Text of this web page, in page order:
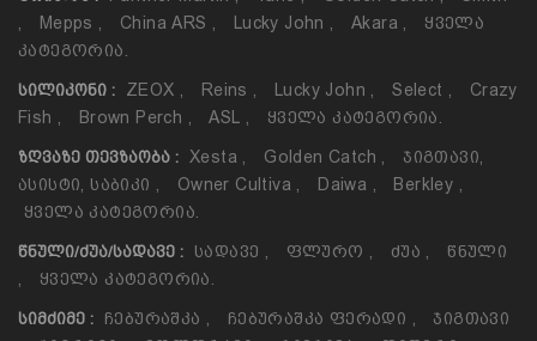
,
Mepps , China ARS , Lucky John , Akara ,
Ყველა
Კატეგორია.
ᲡᲘᲚᲘᲙᲝᲜᲘ : ZEOX , Reins , Lucky John , Select ,
Crazy
Fish , Brown Perch , ASL , Ყველა Კატეგორია.
ᲖᲦᲕᲐᲖᲔ ᲗᲔᲕᲖᲐᲝᲑᲐ : Xesta , Golden Catch ,
Ჯიგთავი,
Ასისტი, Საბიკი , Owner Cultiva , Daiwa , Berkley ,
Ყველა Კატეგორია.
ᲬᲜᲣᲚᲘ/ᲫᲣᲐ/ᲡᲐᲓᲐᲕᲔ : Სადავე , Ფლურო , Ძუა ,
Წნული
,
Ყველა Კატეგორია.
ᲡᲘᲛᲫᲘᲛᲔ : Ჩებურაშკა , Ჩებურაშკა Ფერადი ,
Ჯიგთავი